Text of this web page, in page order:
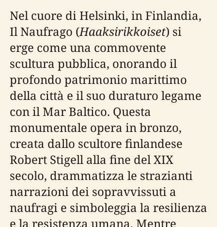
Nel cuore di Helsinki, in Finlandia,
Il Naufrago (Haaksirikkoiset) si
erge come una commovente
scultura pubblica, onorando il
profondo patrimonio marittimo
della città e il suo duraturo legame
con il Mar Baltico. Questa
monumentale opera in bronzo,
creata dallo scultore finlandese
Robert Stigell alla fine del XIX
secolo, drammatizza le strazianti
narrazioni dei sopravvissuti a
naufragi e simboleggia la resilienza
e la resistenza umana. Mentre